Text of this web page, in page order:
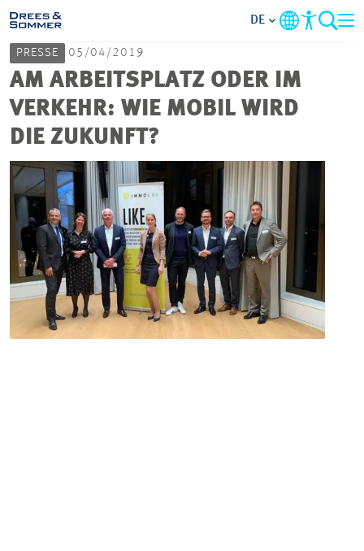
MARKETS
UNTERNEHMEN
IM FOKUS
KARRIERE
PROJEKTE
DE
PRESSE 05/04/2019
AM ARBEITSPLATZ ODER IM
VERKEHR: WIE MOBIL WIRD
DIE ZUKUNFT?